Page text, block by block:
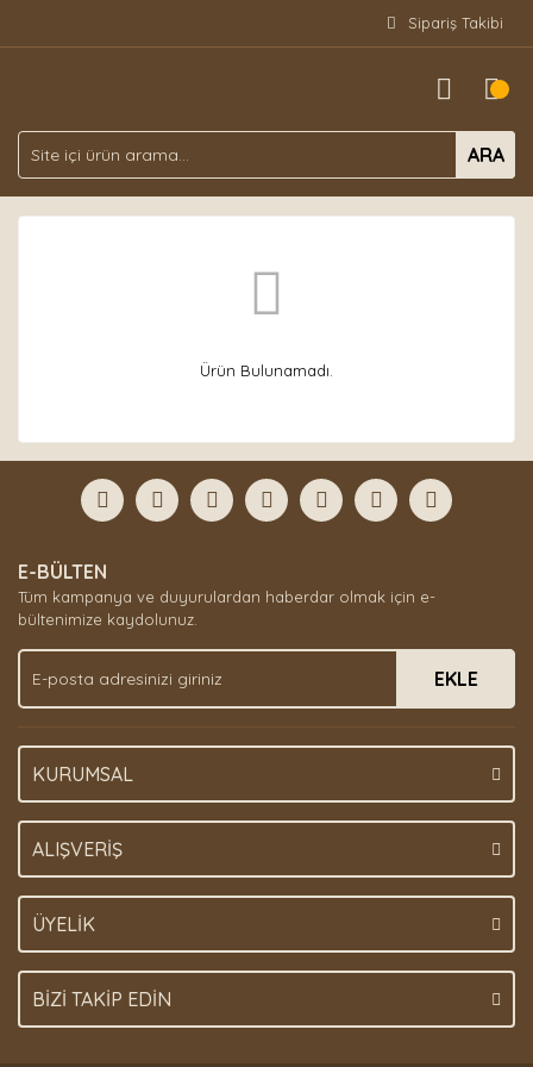
Sipariş Takibi
ARA
Ürün Bulunamadı.
E-BÜLTEN
Tüm kampanya ve duyurulardan haberdar olmak için e-
bültenimize kaydolunuz.
EKLE
KURUMSAL
ALIŞVERİŞ
ÜYELİK
BİZİ TAKİP EDİN